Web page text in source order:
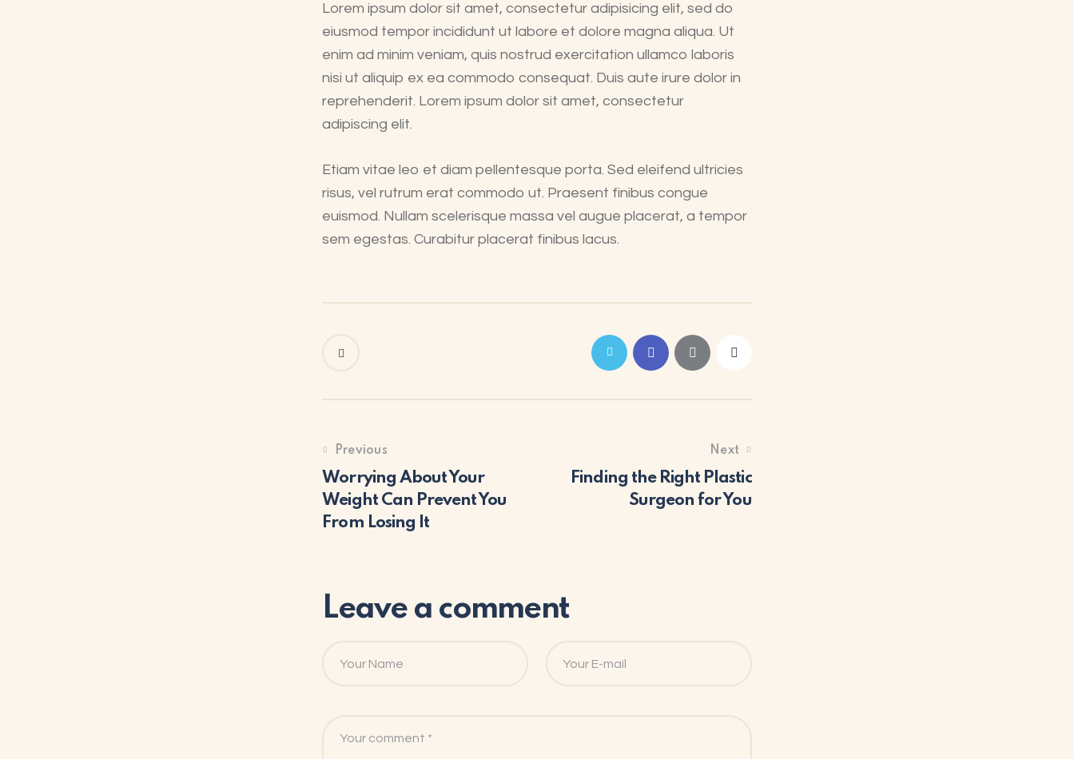
Lorem ipsum dolor sit amet, consectetur adipisicing elit, sed do
eiusmod tempor incididunt ut labore et dolore magna aliqua. Ut
enim ad minim veniam, quis nostrud exercitation ullamco laboris
nisi ut aliquip ex ea commodo consequat. Duis aute irure dolor in
reprehenderit. Lorem ipsum dolor sit amet, consectetur
adipiscing elit.
Etiam vitae leo et diam pellentesque porta. Sed eleifend ultricies
risus, vel rutrum erat commodo ut. Praesent finibus congue
euismod. Nullam scelerisque massa vel augue placerat, a tempor
sem egestas. Curabitur placerat finibus lacus.
Previous
Worrying About Your
Weight Can Prevent You
From Losing It
Next
Finding the Right Plastic
Surgeon for You
Leave a comment